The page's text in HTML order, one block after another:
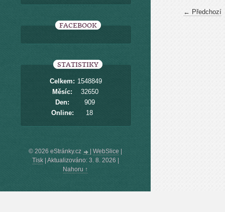
← Předchozí
FACEBOOK
STATISTIKY
Online: 18
Celkem: 1548849
Měsíc:
32650
Den:
909
© 2026 eStránky.cz WebSlice
Tisk| Aktualizováno: 3. 8. 2026
Nahoru ↑